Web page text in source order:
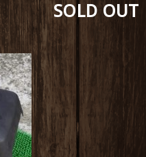
SOLD